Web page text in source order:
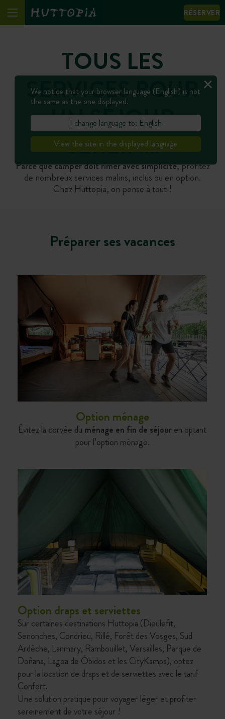
RÉSERVER
TOUS LES
SERVICES POUR
UN SÉJOUR
SEREIN…
Parce que camper doit rimer avec simplicité, profitez
de nombreux services malins, inclus ou en option.
Chez Huttopia, on pense à tout !
Préparer ses vacances
Option ménage
Évitez la corvée du ménage en fin de séjouren optant
pour l’option ménage.
Option draps et serviettes
Sur certaines destinations Huttopia (Dieulefit,
Senonches, Condrieu, Rillé, Forêt des Vosges, Sud
Ardèche, Lanmary, Rambouillet, Versailles, Parque de
Doñana, Lagoa de Óbidos et les CityKamps), optez
pour la location de draps et de serviettes avec le tarif
Confort.
Une solution pratique pour voyager léger et profiter
sereinement de votre séjour !
We notice that your browser language (English) is not
the same as the one displayed.
I change language to: English
View the site in the displayed language